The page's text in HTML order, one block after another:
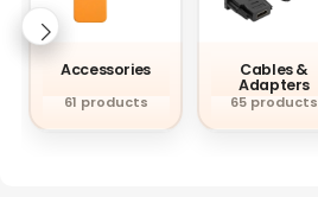
Accessories
61 products
Cables &
Adapters
65 products